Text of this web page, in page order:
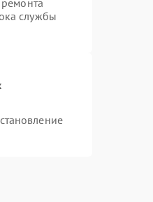
службы